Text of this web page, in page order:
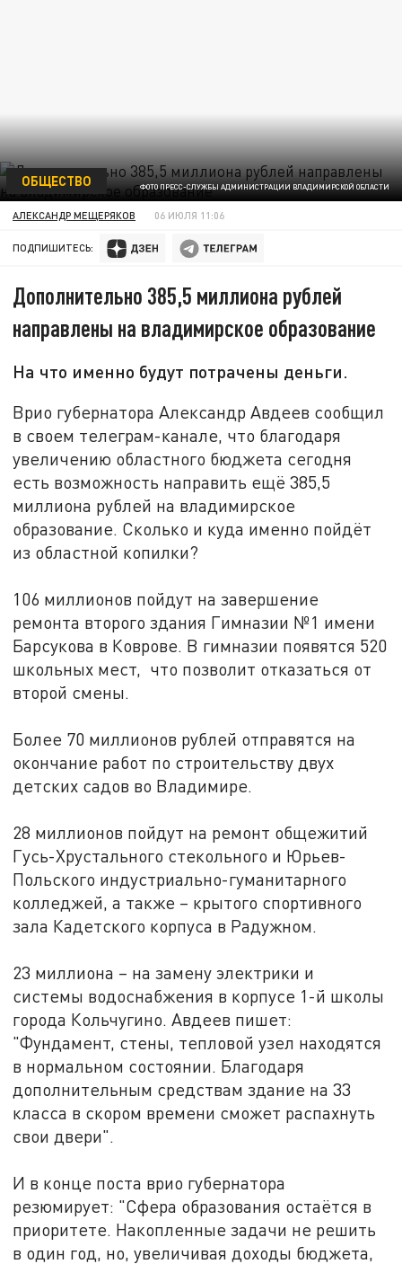
ФОТО ПРЕСС-СЛУЖБЫ АДМИНИСТРАЦИИ ВЛАДИМИРСКОЙ ОБЛАСТИ
ОБЩЕСТВО
АЛЕКСАНДР МЕЩЕРЯКОВ 06 ИЮЛЯ 11:06
ПОДПИШИТЕСЬ:
Дополнительно 385,5 миллиона рублей
направлены на владимирское образование
На что именно будут потрачены деньги.
Врио губернатора Александр Авдеев сообщил
в своем телеграм-канале, что благодаря
увеличению областного бюджета сегодня
есть возможность направить ещё 385,5
миллиона рублей на владимирское
образование. Сколько и куда именно пойдёт
из областной копилки?
106 миллионов пойдут на завершение
ремонта второго здания Гимназии №1 имени
Барсукова в Коврове. В гимназии появятся 520
школьных мест, что позволит отказаться от
второй смены.
Более 70 миллионов рублей отправятся на
окончание работ по строительству двух
детских садов во Владимире.
28 миллионов пойдут на ремонт общежитий
Гусь-Хрустального стекольного и Юрьев-
Польского индустриально-гуманитарного
колледжей, а также – крытого спортивного
зала Кадетского корпуса в Радужном.
23 миллиона – на замену электрики и
системы водоснабжения в корпусе 1-й школы
города Кольчугино. Авдеев пишет:
"Фундамент, стены, тепловой узел находятся
в нормальном состоянии. Благодаря
дополнительным средствам здание на 33
класса в скором времени сможет распахнуть
свои двери".
И в конце поста врио губернатора
резюмирует: "Сфера образования остаётся в
приоритете. Накопленные задачи не решить
в один год, но, увеличивая доходы бюджета,